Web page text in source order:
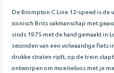
De Brompton C Line 12-speed is
iconisch Brits vakmanschap met
sinds 1975 met de hand gemaakt in
seconden van een volwaardige fiets
drukke straten rijdt, op de trein
ontworpen om moeiteloos met je